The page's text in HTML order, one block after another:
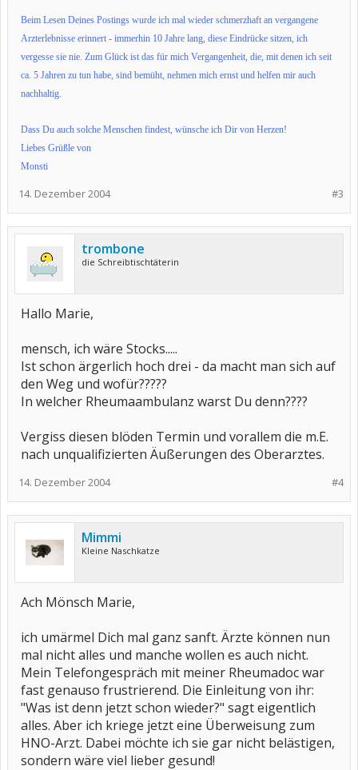
Beim Lesen Deines Postings wurde ich mal wieder schmerzhaft an vergangene
Arzterlebnisse erinnert - immerhin 10 Jahre lang, diese Eindrücke sitzen, ich
vergesse sie nie. Zum Glück ist das für mich Vergangenheit, die, mit denen ich seit
ca. 5 Jahren zu tun habe, sind bemüht, nehmen mich ernst und helfen mir auch
nachhaltig.
Dass Du auch solche Menschen findest, wünsche ich Dir von Herzen!
Liebes Grüßle von
Monsti
#3
14. Dezember 2004
trombone
die Schreibtischtäterin
Hallo Marie,
mensch, ich wäre Stocks.....
Ist schon ärgerlich hoch drei - da macht man sich auf
den Weg und wofür?????
In welcher Rheumaambulanz warst Du denn????
Vergiss diesen blöden Termin und vorallem die m.E.
nach unqualifizierten Äußerungen des Oberarztes.
#4
14. Dezember 2004
Mimmi
Kleine Naschkatze
Ach Mönsch Marie,
ich umärmel Dich mal ganz sanft. Ärzte können nun
mal nicht alles und manche wollen es auch nicht.
Mein Telefongespräch mit meiner Rheumadoc war
fast genauso frustrierend. Die Einleitung von ihr:
"Was ist denn jetzt schon wieder?" sagt eigentlich
alles. Aber ich kriege jetzt eine Überweisung zum
HNO-Arzt. Dabei möchte ich sie gar nicht belästigen,
sondern wäre viel lieber gesund!